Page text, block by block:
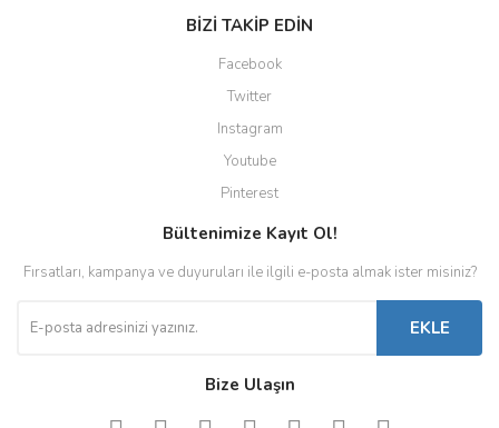
BİZİ TAKİP EDİN
Facebook
Twitter
Instagram
Youtube
Pinterest
Bültenimize Kayıt Ol!
Fırsatları, kampanya ve duyuruları ile ilgili e-posta almak ister misiniz?
EKLE
Bize Ulaşın